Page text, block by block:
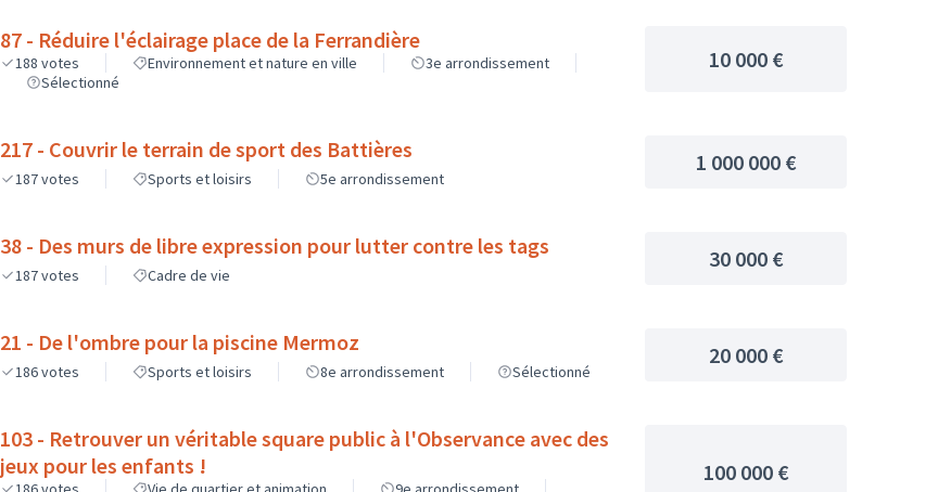
87 - Réduire l'éclairage place de la Ferrandière
188 votes Environnement et nature en ville
3e arrondissement
Sélectionné
10 000 €
217 - Couvrir le terrain de sport des Battières
187votes Sports et loisirs 5e arrondissement
1 000 000 €
38 - Des murs de libre expression pour lutter contre les tags
187votes Cadre de vie
30 000 €
21 - De l'ombre pour la piscine Mermoz
186votes Sports et loisirs 8e arrondissement Sélectionné
20 000 €
103 - Retrouver un véritable square public à l'Observance avec des
jeux pour les enfants !
100 000 €